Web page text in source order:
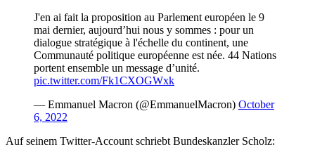
J'en ai fait la proposition au Parlement européen le 9
mai dernier, aujourd’hui nous y sommes : pour un
dialogue stratégique à l'échelle du continent, une
Communauté politique européenne est née. 44 Nations
portent ensemble un message d’unité.
pic.twitter.com/Fk1CXOGWxk
— Emmanuel Macron (@EmmanuelMacron) October
6, 2022
Auf seinem Twitter-Account schriebt Bundeskanzler Scholz: